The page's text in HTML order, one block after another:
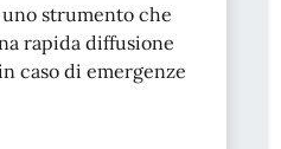
strumento che
rapida diffusione
caso di emergenze